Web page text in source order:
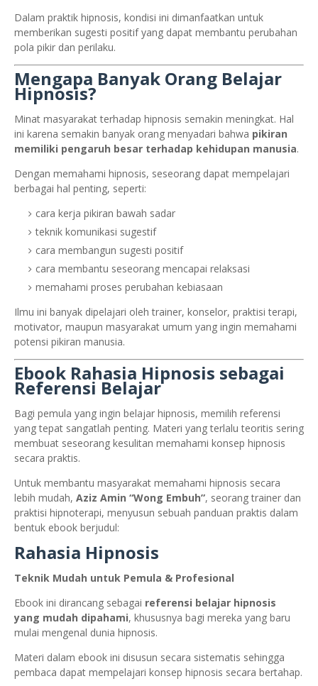
Dalam praktik hipnosis, kondisi ini dimanfaatkan untuk
memberikan sugesti positif yang dapat membantu perubahan
pola pikir dan perilaku.
Mengapa Banyak Orang Belajar
Hipnosis?
Minat masyarakat terhadap hipnosis semakin meningkat. Hal
ini karena semakin banyak orang menyadari bahwa pikiran
memiliki pengaruh besar terhadap kehidupan manusia.
Dengan memahami hipnosis, seseorang dapat mempelajari
berbagai hal penting, seperti:
cara kerja pikiran bawah sadar
teknik komunikasi sugestif
cara membangun sugesti positif
cara membantu seseorang mencapai relaksasi
memahami proses perubahan kebiasaan
Ilmu ini banyak dipelajari oleh trainer, konselor, praktisi terapi,
motivator, maupun masyarakat umum yang ingin memahami
potensi pikiran manusia.
Ebook Rahasia Hipnosis sebagai
Referensi Belajar
Bagi pemula yang ingin belajar hipnosis, memilih referensi
yang tepat sangatlah penting. Materi yang terlalu teoritis sering
membuat seseorang kesulitan memahami konsep hipnosis
secara praktis.
Untuk membantu masyarakat memahami hipnosis secara
lebih mudah, Aziz Amin “Wong Embuh”, seorang trainer dan
praktisi hipnoterapi, menyusun sebuah panduan praktis dalam
bentuk ebook berjudul:
Rahasia Hipnosis
Teknik Mudah untuk Pemula & Profesional
Ebook ini dirancang sebagai referensi belajar hipnosis
yang mudah dipahami, khususnya bagi mereka yang baru
mulai mengenal dunia hipnosis.
Materi dalam ebook ini disusun secara sistematis sehingga
pembaca dapat mempelajari konsep hipnosis secara bertahap.